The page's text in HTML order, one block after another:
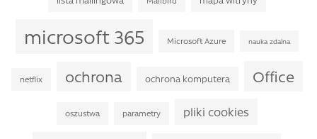
microsoft 365 Microsoft Azure nauka zdalna
netflix ochrona ochrona komputera Office
oszustwa parametry pliki cookies